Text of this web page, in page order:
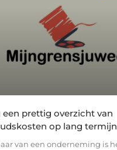
een prettig overzicht van
op lang termijn
van een onderneming is